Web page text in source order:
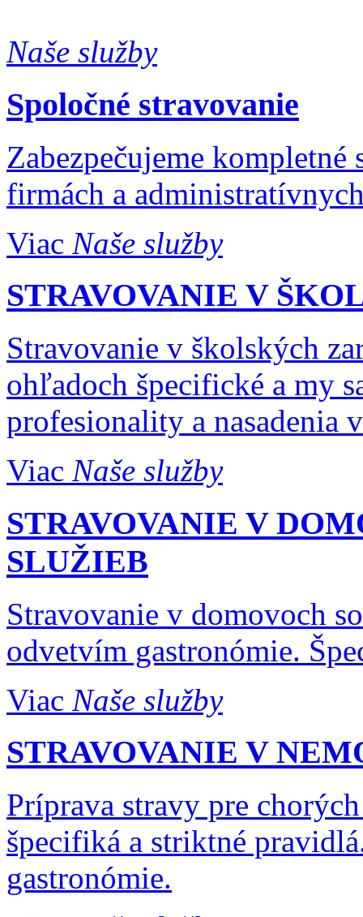
Naše služby
Spoločné stravovanie
Zabezpečujeme kompletné
firmách a
Viac Naše služby
STRAVOVANIE V
Stravovanie v školských
ohľadoch špecifické a my
profesionality a nasadenia
Viac Naše služby
STRAVOVANIE V
SLUŽIEB
Stravovanie v domovoch
odvetvím gastronómie.
Viac Naše služby
STRAVOVANIE V
Príprava stravy pre
špecifiká a striktné
gastronómie.